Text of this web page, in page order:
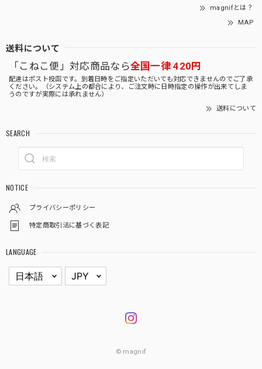
magnifとは？
MAP
送料について
「こねこ便」対応商品なら全国一律 420円
配達はポスト投函です。到着日時をご指定いただいても対応できませんのでご了承
ください。（システム上の都合により、ご注文時に日時指定の操作が出来てしま
うのですが実際には承れません）
送料について
SEARCH
NOTICE
プライバシーポリシー
特定商取引法に基づく表記
LANGUAGE
© magnif